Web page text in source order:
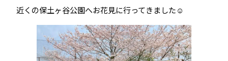
近くの保土ヶ谷公園へお花見に行ってきました☺️